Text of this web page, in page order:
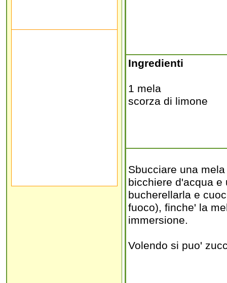
Ingredienti
1 mela
scorza di limone
Sbucciare una
bicchiere d'acqua
bucherellarla e
fuoco), finche' la
immersione.
Volendo si puo'